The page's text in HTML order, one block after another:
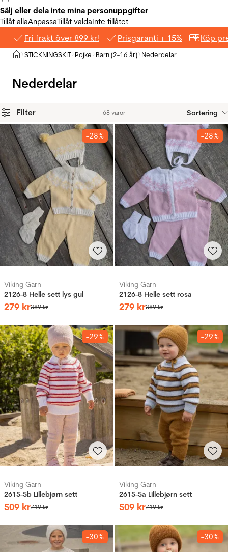
Sälj eller dela inte mina personuppgifter
Tillåt allaAnpassaTillåt valdaInte tillåtet
Fri frakt över 899 kr! Prisgaranti + 15% Köp
Hem
>STICKNINGSKIT >Pojke >Barn (2-16 år) >Nederdelar
Nederdelar
Filter 68 varor Sortering
Produkter
-28%
Viking Garn
2126-8 Helle sett lys gul
279 kr389kr
-28%
Viking Garn
2126-8 Helle sett rosa
279 kr389kr
-29%
Viking Garn
2615-5b Lillebjørn sett
509 kr719kr
-29%
Viking Garn
2615-5a Lillebjørn sett
509 kr719kr
-30% -30%